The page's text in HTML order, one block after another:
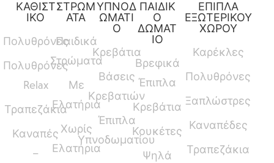
ΚΑΘΙΣΤ
ΙΚΟ
Πολυθρόνες
Πολυθρόνες
Relax
Τραπεζάκια
Καναπές
–
ΣΤΡΩΜ
ΑΤΑ
Παιδικά
Στρώματα
Με
Ελατήρια
Χωρίς
Ελατήρια
ΥΠΝΟΔ
ΩΜΑΤΙ
Ο
Κρεβάτια
Βάσεις
Κρεβατιών
Έπιπλα
Υπνοδωματίου
ΠΑΙΔΙΚ
Ο
ΔΩΜΑΤ
ΙΟ
Βρεφικά
Έπιπλα
Κρεβάτια
Κουκέτες
Ψηλά
ΕΠΙΠΛΑ
ΕΞΩΤΕΡΙΚΟΥ
ΧΩΡΟΥ
Καρέκλες
Πολυθρόνες
Ξαπλώστρες
Καναπέδες
Τραπεζάκια